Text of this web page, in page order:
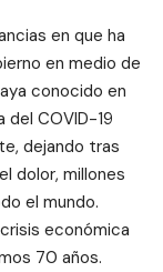
en que ha
en medio de
conocido en
del COVID-19
dejando tras
dolor, millones
el mundo.
económica
70 años.